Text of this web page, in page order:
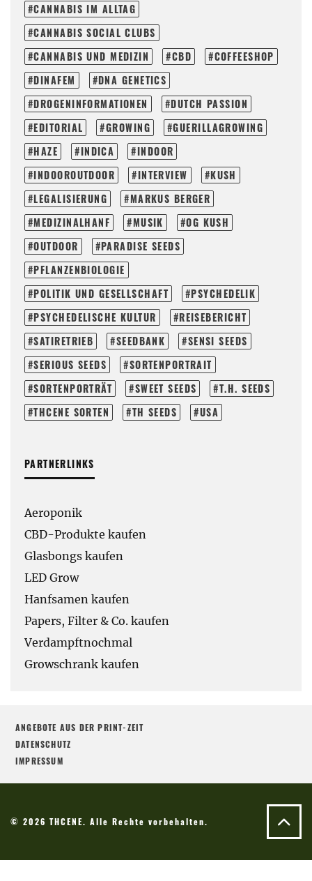
CANNABIS IM ALLTAG
CANNABIS SOCIAL CLUBS
CANNABIS UND MEDIZIN
CBD
COFFEESHOP
DINAFEM
DNA GENETICS
DROGENINFORMATIONEN
DUTCH PASSION
EDITORIAL
GROWING
GUERILLAGROWING
HAZE
INDICA
INDOOR
INDOOROUTDOOR
INTERVIEW
KUSH
LEGALISIERUNG
MARKUS BERGER
MEDIZINALHANF
MUSIK
OG KUSH
OUTDOOR
PARADISE SEEDS
PFLANZENBIOLOGIE
POLITIK UND GESELLSCHAFT
PSYCHEDELIK
PSYCHEDELISCHE KULTUR
REISEBERICHT
SATIRETRIEB
SEEDBANK
SENSI SEEDS
SERIOUS SEEDS
SORTENPORTRAIT
SORTENPORTRÄT
SWEET SEEDS
T.H. SEEDS
THCENE SORTEN
TH SEEDS USA
PARTNERLINKS
Aeroponik
CBD-Produkte kaufen
Glasbongs kaufen
LED Grow
Hanfsamen kaufen
Papers, Filter & Co. kaufen
Verdampftnochmal
Growschrank kaufen
ANGEBOTE AUS DER PRINT-ZEIT
DATENSCHUTZ
IMPRESSUM
© 2026 THCENE. Alle Rechte vorbehalten.